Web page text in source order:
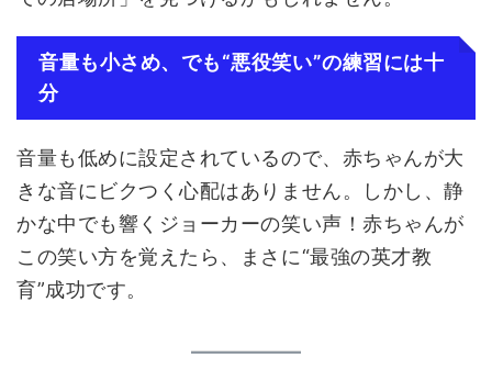
音量も小さめ、でも“悪役笑い”の練習には十
分
音量も低めに設定されているので、赤ちゃんが大
きな音にビクつく心配はありません。しかし、静
かな中でも響くジョーカーの笑い声！赤ちゃんが
この笑い方を覚えたら、まさに“最強の英才教
育”成功です。